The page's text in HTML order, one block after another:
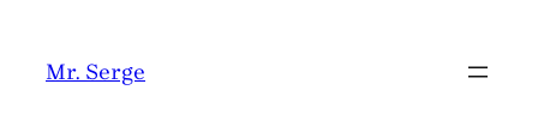
saturu
Mr. Serge